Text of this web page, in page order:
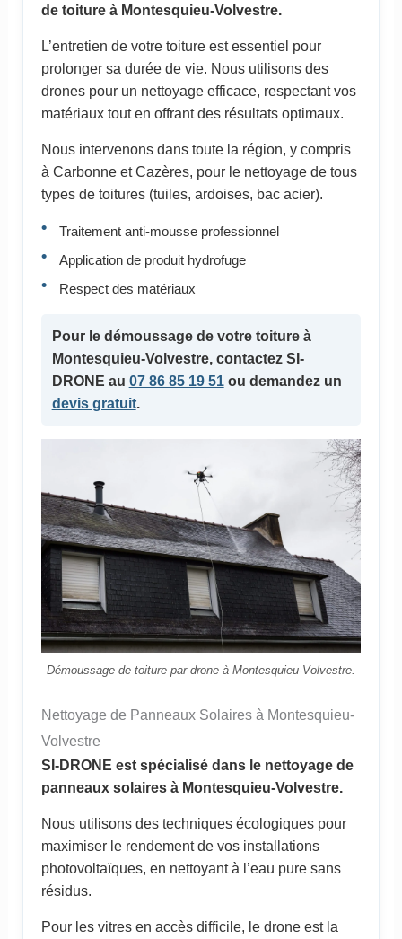
de toiture à Montesquieu-Volvestre.
L’entretien de votre toiture est essentiel pour
prolonger sa durée de vie. Nous utilisons des
drones pour un nettoyage efficace, respectant vos
matériaux tout en offrant des résultats optimaux.
Nous intervenons dans toute la région, y compris
à Carbonne et Cazères, pour le nettoyage de tous
types de toitures (tuiles, ardoises, bac acier).
Traitement anti-mousse professionnel
Application de produit hydrofuge
Respect des matériaux
Pour le démoussage de votre toiture à
Montesquieu-Volvestre, contactez SI-
DRONE au 07 86 85 19 51ou demandez un
devis gratuit.
Démoussage de toiture par drone à Montesquieu-Volvestre.
Nettoyage de Panneaux Solaires à Montesquieu-
Volvestre
SI-DRONE est spécialisé dans le nettoyage de
panneaux solaires à Montesquieu-Volvestre.
Nous utilisons des techniques écologiques pour
maximiser le rendement de vos installations
photovoltaïques, en nettoyant à l’eau pure sans
résidus.
Pour les vitres en accès difficile, le drone est la